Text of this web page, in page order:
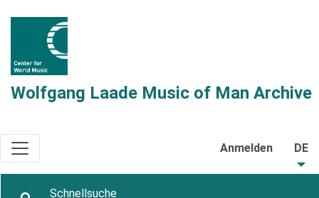
Wolfgang Laade Music of Man Archive
Anmelden DE